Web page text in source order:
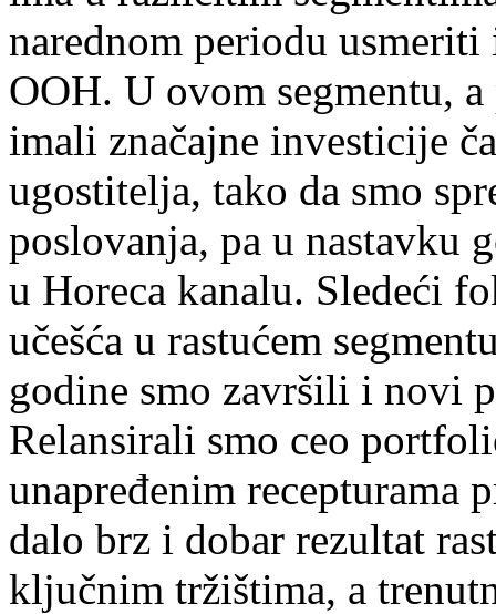
narednom periodu
OOH. U ovom segmentu,
imali značajne investicije
ugostitelja, tako da smo
poslovanja, pa u nastavku
u Horeca kanalu. Sledeći
učešća u rastućem
godine smo završili i novi
Relansirali smo ceo
unapređenim recepturama
dalo brz i dobar rezultat
ključnim tržištima, a